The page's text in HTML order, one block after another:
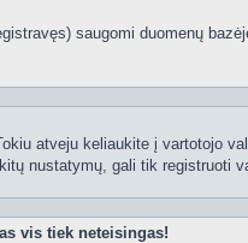
saugomi duomenų
atveju keliaukite į vartotojo
nustatymų, gali tik registruoti
vis tiek neteisingas!